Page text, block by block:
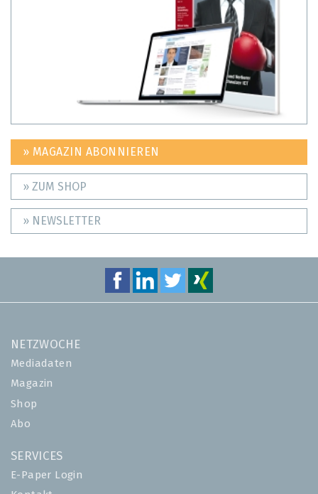
» MAGAZIN ABONNIEREN
» ZUM SHOP
» NEWSLETTER
NETZWOCHE
Mediadaten
Magazin
Shop
Abo
SERVICES
E-Paper Login